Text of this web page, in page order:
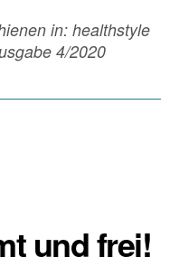
in: healthstyle
4/2020
und frei!